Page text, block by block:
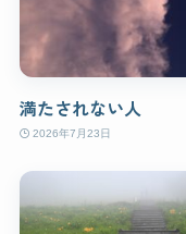
満たされない人
2026年7月23日